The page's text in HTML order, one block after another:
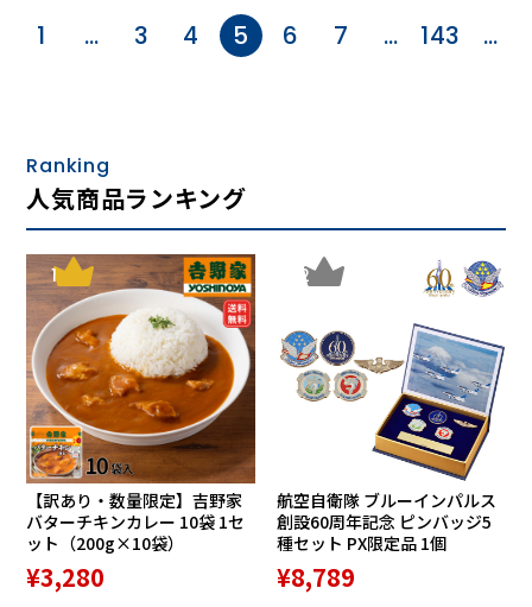
1 … 3 4 5 6 7 … 143 …
Ranking
人気商品ランキング
1
【訳あり・数量限定】吉野家
バターチキンカレー 10袋 1セ
ット（200g×10袋）
¥3,280
2
航空自衛隊 ブルーインパルス
創設60周年記念 ピンバッジ5
種セット PX限定品 1個
¥8,789